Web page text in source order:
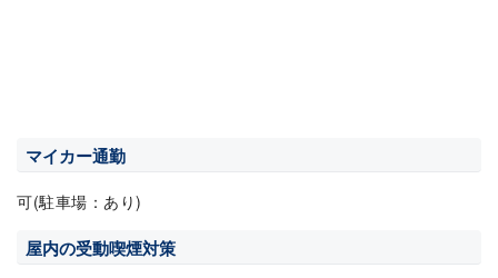
マイカー通勤
可(駐車場：あり)
屋内の受動喫煙対策